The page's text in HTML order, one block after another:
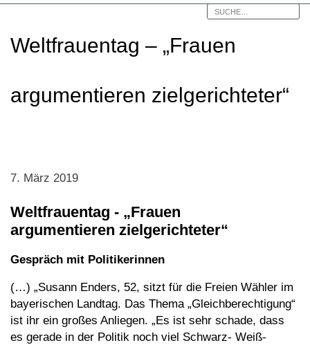
Weltfrauentag – „Frauen
argumentieren zielgerichteter“
7. März 2019
Weltfrauentag - „Frauen
argumentieren zielgerichteter“
Gespräch mit Politikerinnen
(…) „Susann Enders, 52, sitzt für die Freien Wähler im
bayerischen Landtag. Das Thema „Gleichberechtigung“
ist ihr ein großes Anliegen. „Es ist sehr schade, dass
es gerade in der Politik noch viel Schwarz- Weiß-